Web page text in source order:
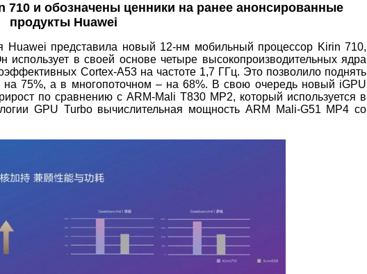
710 и обозначены ценники на ранее анонсированные
продукты Huawei
Huawei представила новый 12-нм мобильный процессор Kirin 710,
в своей основе четыре высокопроизводительных ядра
Cortex-A53 на частоте 1,7 ГГц. Это позволило поднять
на 75%, а в многопоточном – на 68%. В свою очередь новый iGPU
по сравнению с ARM-Mali T830 MP2, который используется в
GPU Turbo вычислительная мощность ARM Mali-G51 MP4 со